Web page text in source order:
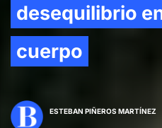
desequilibrio
cuerpo
ESTEBAN PIÑEROS MARTÍNEZ